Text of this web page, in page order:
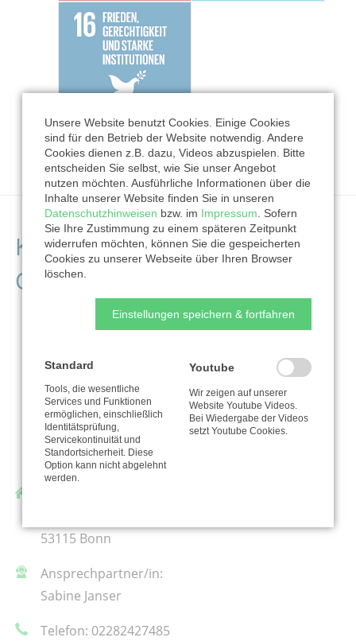
Kontaktdaten der
Organisation
53115 Bonn
Ansprechpartner/in:
Sabine Janser
Telefon: 02282427485
Unsere Website benutzt Cookies. Einige Cookies
sind für den Betrieb der Website notwendig. Andere
Cookies dienen z.B. dazu, Videos abzuspielen. Bitte
entscheiden Sie selbst, wie Sie unser Angebot
nutzen möchten. Ausführliche Informationen über die
Inhalte unserer Website finden Sie in unseren
Datenschutzhinweisen bzw. im Impressum . Sofern
Sie Ihre Zustimmung zu einem späteren Zeitpunkt
widerrufen möchten, können Sie die gespeicherten
Cookies zu unserer Webseite über Ihren Browser
löschen.
Einstellungen speichern & fortfahren
Standard
Tools, die wesentliche
Services und Funktionen
ermöglichen, einschließlich
Identitätsprüfung,
Servicekontinuität und
Standortsicherheit. Diese
Option kann nicht abgelehnt
werden.
Youtube
Wir zeigen auf unserer
Website Youtube Videos.
Bei Wiedergabe der Videos
setzt Youtube Cookies.